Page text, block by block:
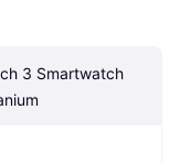
3 Smartwatch